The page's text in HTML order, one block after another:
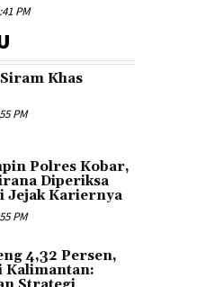
PM
Khas
PM
Polres Kobar,
Diperiksa
Jejak Kariernya
PM
4,32 Persen,
Kalimantan: